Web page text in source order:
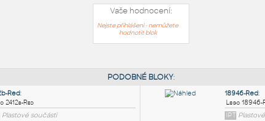
Vaše hodnocení:
Nejste přihlášeni - nemůžete
hodnotit blok